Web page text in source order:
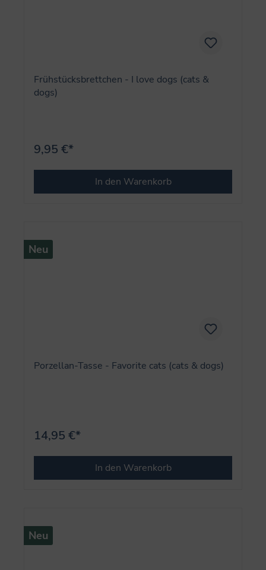
Frühstücksbrettchen - I love dogs (cats &
dogs)
9,95 €*
In den Warenkorb
Neu
Porzellan-Tasse - Favorite cats (cats & dogs)
14,95 €*
In den Warenkorb
Neu